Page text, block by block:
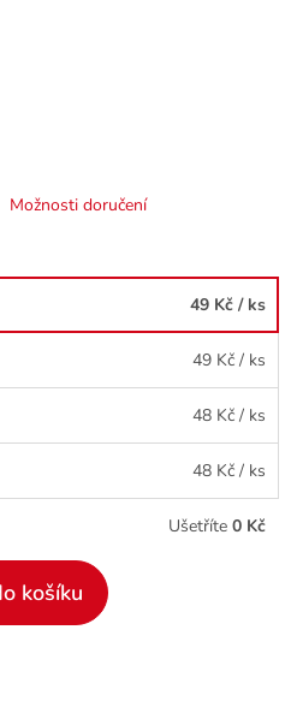
Možnosti doručení
49 Kč / ks
49 Kč / ks
48 Kč / ks
48 Kč / ks
Ušetříte 0 Kč
košíku